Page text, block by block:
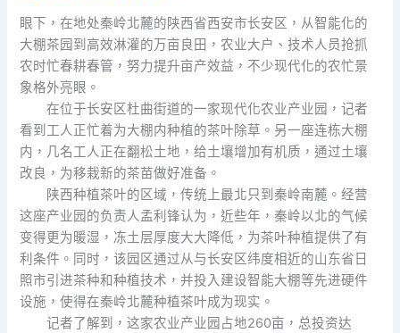
眼下，在地处秦岭北麓的陕西省西安市长安区，从智能化的
大棚茶园到高效淋灌的万亩良田，农业大户、技术人员抢抓
农时忙春耕春管，努力提升亩产效益，不少现代化的农忙景
象格外亮眼。
在位于长安区杜曲街道的一家现代化农业产业园，记者
看到工人正忙着为大棚内种植的茶叶除草。另一座连栋大棚
内，几名工人正在翻松土地，给土壤增加有机质，通过土壤
改良，为移栽新的茶苗做好准备。
陕西种植茶叶的区域，传统上最北只到秦岭南麓。经营
这座产业园的负责人孟利锋认为，近些年，秦岭以北的气候
变得更为暖湿，冻土层厚度大大降低，为茶叶种植提供了有
利条件。同时，该园区通过从与长安区纬度相近的山东省日
照市引进茶种和种植技术，并投入建设智能大棚等先进硬件
设施，使得在秦岭北麓种植茶叶成为现实。
记者了解到，这家农业产业园占地260亩，总投资达